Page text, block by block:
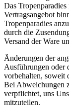
Das
Vertragsangebot
Tropenparadies
durch die
Versand der Ware
Änderungen der
Ausführungen oder
vorbehalten, soweit
Bei Abweichungen
verpflichtet, uns
mitzuteilen.